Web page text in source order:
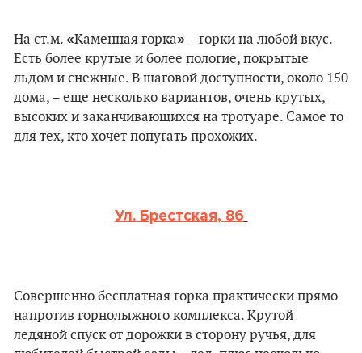
На ст.м. «Каменная горка» – горки на любой вкус.
Есть более крутые и более пологие, покрытые
льдом и снежные. В шаговой доступности, около 150
дома, – еще несколько вариантов, очень крутых,
высоких и заканчивающихся на тротуаре. Самое то
для тех, кто хочет попугать прохожих.
Ул. Брестская, 86
Совершенно бесплатная горка практически прямо
напротив горнолыжного комплекса. Крутой
ледяной спуск от дорожки в сторону ручья, для